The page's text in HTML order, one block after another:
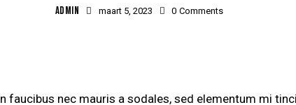
ADMIN maart 5, 2023 0 Comments
faucibus nec mauris a sodales, sed elementum mi